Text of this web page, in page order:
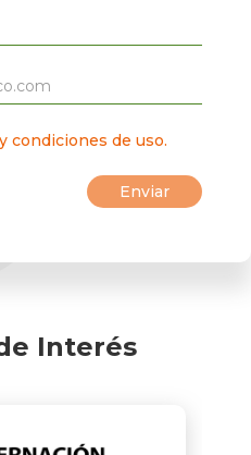
condiciones de uso.
Interés